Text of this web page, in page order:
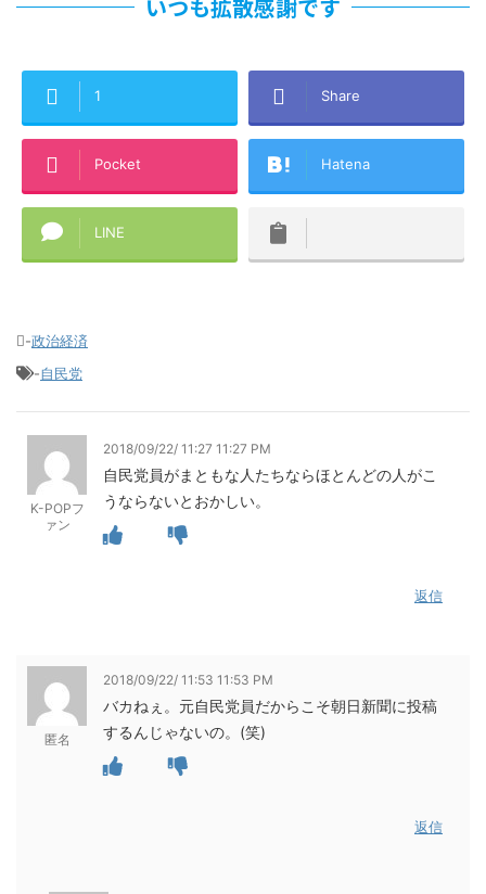
いつも拡散感謝です
1 Share
Pocket Hatena
LINE
-政治経済
-自民党
K-POPフ
ァン
2018/09/22/ 11:27 11:27 PM
自民党員がまともな人たちならほとんどの人がこ
うならないとおかしい。
返信
匿名
2018/09/22/ 11:53 11:53 PM
バカねぇ。元自民党員だからこそ朝日新聞に投稿
するんじゃないの。(笑)
返信